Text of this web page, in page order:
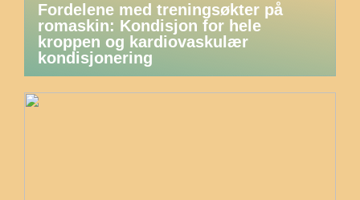
Fordelene med treningsøkter på
romaskin: Kondisjon for hele
kroppen og kardiovaskulær
kondisjonering